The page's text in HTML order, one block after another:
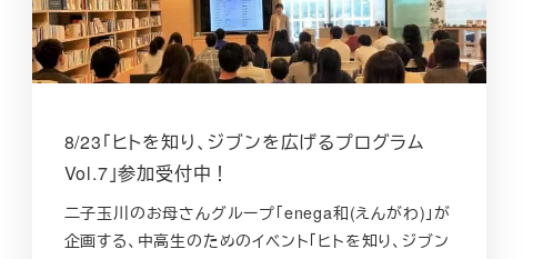
8/23「ヒトを知り、ジブンを広げるプログラム
Vol.7」参加受付中！
二子玉川のお母さんグループ「enega和(えんがわ)」が
企画する、中高生のためのイベント「ヒトを知り、ジブン